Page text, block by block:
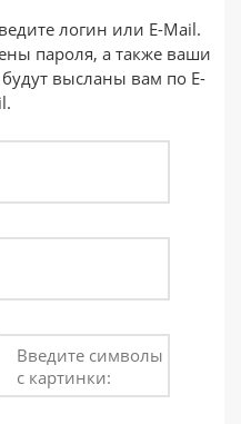
с помощью
логин или E-Mail.
пароля, а также ваши
высланы вам по E-
Введите символы
с картинки: